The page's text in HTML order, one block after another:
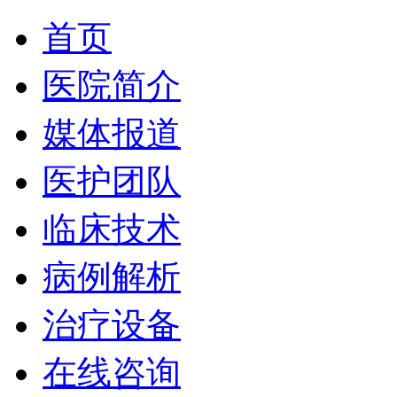
首页
医院简介
媒体报道
医护团队
临床技术
病例解析
治疗设备
在线咨询